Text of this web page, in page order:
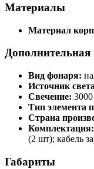
Материалы
Материал
Вид фонаря:
Источник
Свечение:
Тип элемента
Страна
Комплектация:
(2 шт); кабель
Габариты